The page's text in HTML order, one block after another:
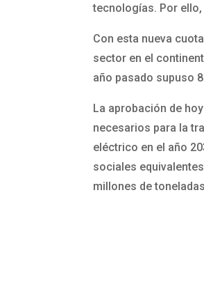
tecnologías. Por
Con esta nueva
sector en el
año pasado supuso
La aprobación de
necesarios para la
eléctrico en el año
sociales
millones de